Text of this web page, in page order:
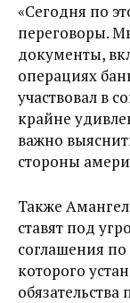
«Сегодня по
переговоры.
документы,
операциях
участвовал в
крайне
важно
стороны
Также
ставят под
соглашения
которого
обязательства